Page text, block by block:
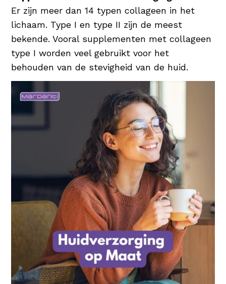
beschermd. Een uitstekende
vochtinbrenger dus voor elke huidconditie!
Er zijn meer dan 14 typen collageen in het
lichaam. Type I en type II zijn de meest
bekende. Vooral supplementen met collageen
type I worden veel gebruikt voor het
behouden van de stevigheid van de huid.